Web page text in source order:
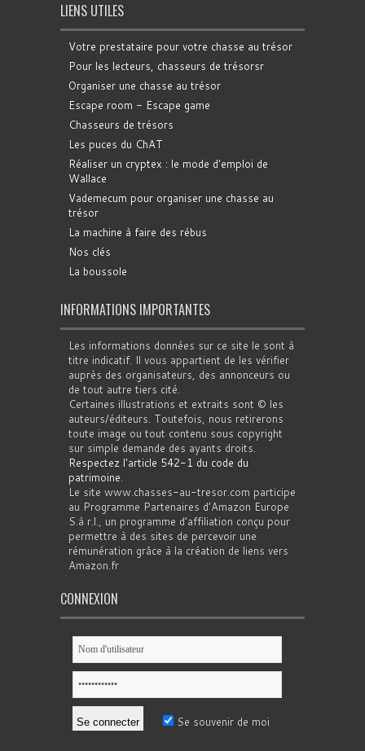
LIENS UTILES
Votre prestataire pour votre chasse au trésor
Pour les lecteurs, chasseurs de trésorsr
Organiser une chasse au trésor
Escape room - Escape game
Chasseurs de trésors
Les puces du ChAT
Réaliser un cryptex : le mode d'emploi de
Wallace
Vademecum pour organiser une chasse au
trésor
La machine à faire des rébus
Nos clés
La boussole
INFORMATIONS IMPORTANTES
Les informations données sur ce site le sont à
titre indicatif. Il vous appartient de les vérifier
auprès des organisateurs, des annonceurs ou
de tout autre tiers cité.
Certaines illustrations et extraits sont © les
auteurs/éditeurs. Toutefois, nous retirerons
toute image ou tout contenu sous copyright
sur simple demande des ayants droits.
Respectez l'article 542-1 du code du
patrimoine.
Le site www.chasses-au-tresor.com participe
au Programme Partenaires d’Amazon Europe
S.à r.l., un programme d’affiliation conçu pour
permettre à des sites de percevoir une
rémunération grâce à la création de liens vers
Amazon.fr
CONNEXION
Se souvenir de moi